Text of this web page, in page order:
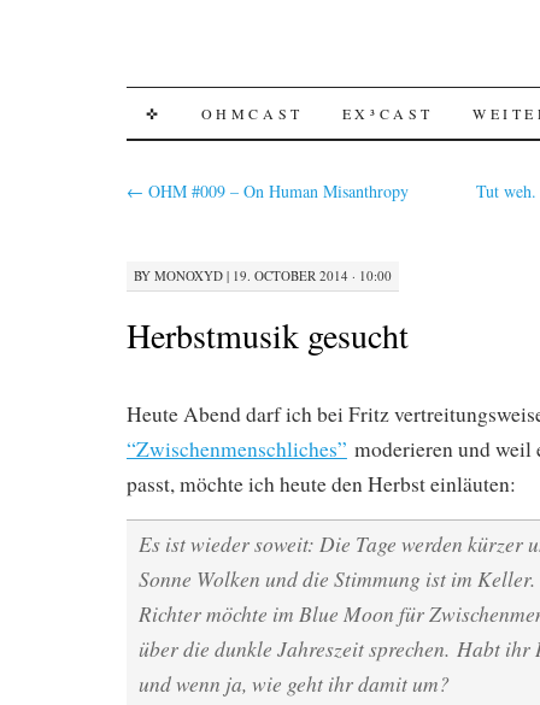
SKIP
✜ OHMCAST EX³CAST
← OHM #009 – On Human Misanthropy Tut
BY MONOXYD| 19. OCTOBER 2014 · 10:00
Herbstmusik gesucht
Heute Abend darf ich bei Fritz
“Zwischenmenschliches” moderieren und weil
passt, möchte ich heute den Herbst einläuten:
Es ist wieder soweit: Die Tage werden kürzer
Sonne Wolken und die Stimmung ist im
Richter möchte im Blue Moon für
über die dunkle Jahreszeit sprechen. Habt ihr
und wenn ja, wie geht ihr damit um?